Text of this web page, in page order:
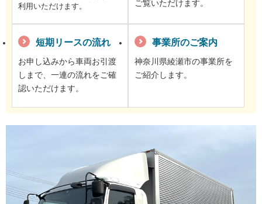
利用いただけます。
ご覧いただけます。
短期リースの流れ
お申し込みから車両お引渡
しまで、一連の流れをご確
認いただけます。
事業所のご案内
神奈川県綾瀬市の事業所を
ご紹介します。